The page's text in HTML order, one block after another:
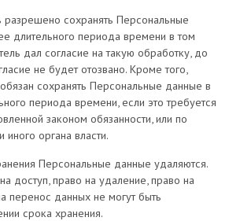
сохранять Персональные
длительного периода времени в том
дал согласие на такую обработку, до
не будет отозвано. Кроме того,
сохранять Персональные данные в
периода времени, если это требуется
законом обязанности, или по
органа власти.
Персональные данные удаляются.
доступ, право на удаление, право на
перенос данных не могут быть
срока хранения.